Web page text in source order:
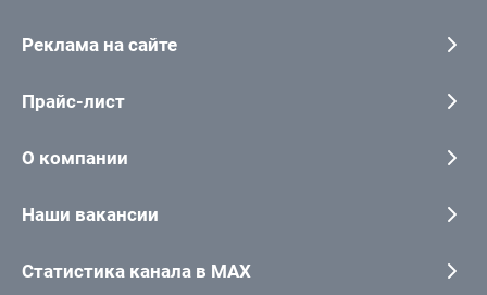
Реклама на сайте
Прайс-лист
О компании
Наши вакансии
Статистика канала в MAX